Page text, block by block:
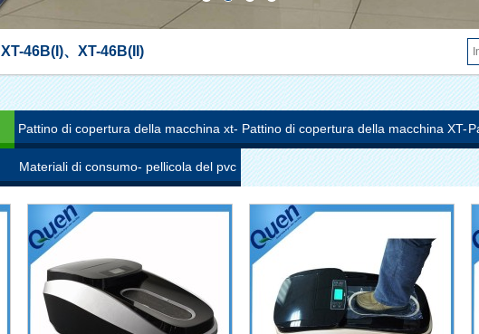
XT-46B(I)、 XT-46B(II)
Pattino di copertura della macchina xt-
46c
Pattino di copertura della macchina XT-
46b(I)
Materiali di consumo- pellicola del pvc